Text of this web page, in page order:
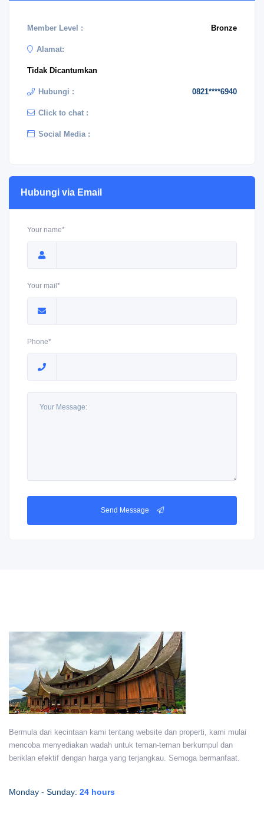
Member Level : Bronze
Alamat:
Tidak Dicantumkan
Hubungi : 0821****6940
Click to chat :
Social Media :
Hubungi via Email
Your name*
Your mail*
Phone*
Send Message
Bermula dari kecintaan kami tentang website dan properti, kami mulai
mencoba menyediakan wadah untuk teman-teman berkumpul dan
beriklan efektif dengan harga yang terjangkau. Semoga bermanfaat.
Monday - Sunday: 24 hours